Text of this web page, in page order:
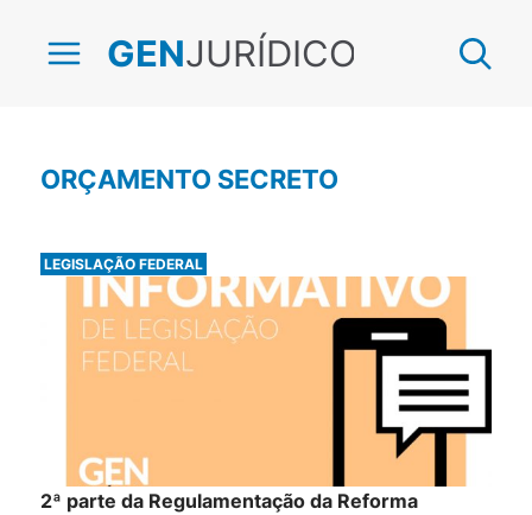
GENJURÍDICO
ORÇAMENTO SECRETO
LEGISLAÇÃO FEDERAL
2ª parte da Regulamentação da Reforma